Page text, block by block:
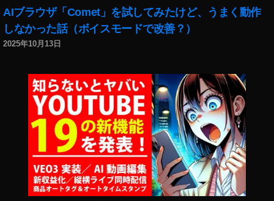
AIブラウザ「Comet」を試してみたけど、うまく動作
しなかった話（ボイスモードで改善？）
2025年10月13日